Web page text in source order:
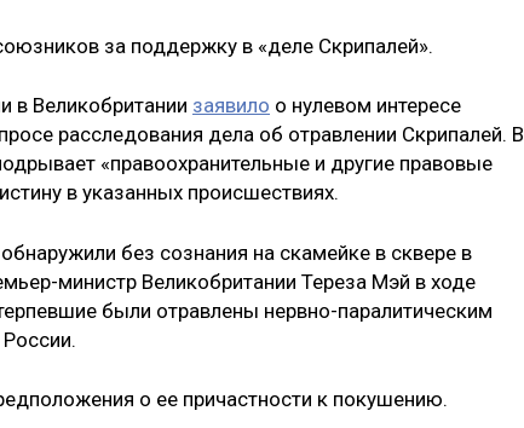
за поддержку в «деле Скрипалей».
в Великобритании заявило о нулевом интересе
расследования дела об отравлении Скрипалей. В
«правоохранительные и другие правовые
в указанных происшествиях.
без сознания на скамейке в сквере в
министр Великобритании Тереза Мэй в ходе
были отравлены нервно-паралитическим
о ее причастности к покушению.